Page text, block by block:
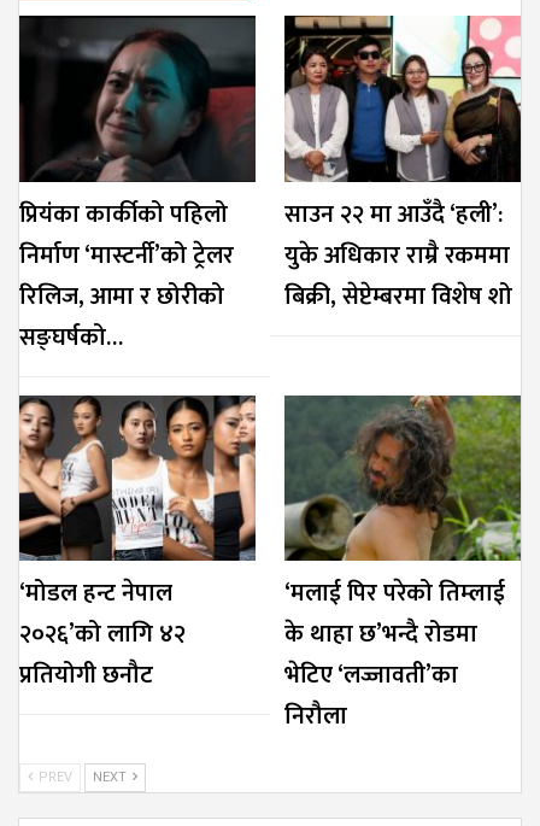
प्रियंका कार्कीको पहिलो
निर्माण ‘मास्टर्नी’को ट्रेलर
रिलिज, आमा र छोरीको
सङ्घर्षको…
साउन २२ मा आउँदै ‘हली’:
युके अधिकार राम्रै रकममा
बिक्री, सेप्टेम्बरमा विशेष शो
‘मोडल हन्ट नेपाल
२०२६’को लागि ४२
प्रतियोगी छनौट
‘मलाई पिर परेको तिम्लाई
के थाहा छ’भन्दै रोडमा
भेटिए ‘लज्जावती’का
निरौला
PREV NEXT